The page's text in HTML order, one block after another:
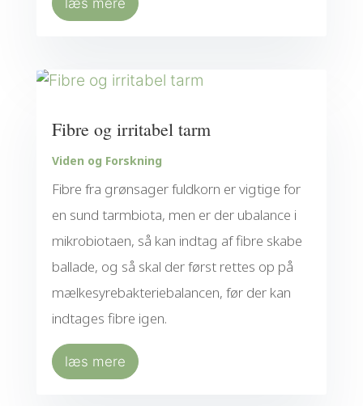
læs mere
Fibre og irritabel tarm
Viden og Forskning
Fibre fra grønsager fuldkorn er vigtige for
en sund tarmbiota, men er der ubalance i
mikrobiotaen, så kan indtag af fibre skabe
ballade, og så skal der først rettes op på
mælkesyrebakteriebalancen, før der kan
indtages fibre igen.
læs mere